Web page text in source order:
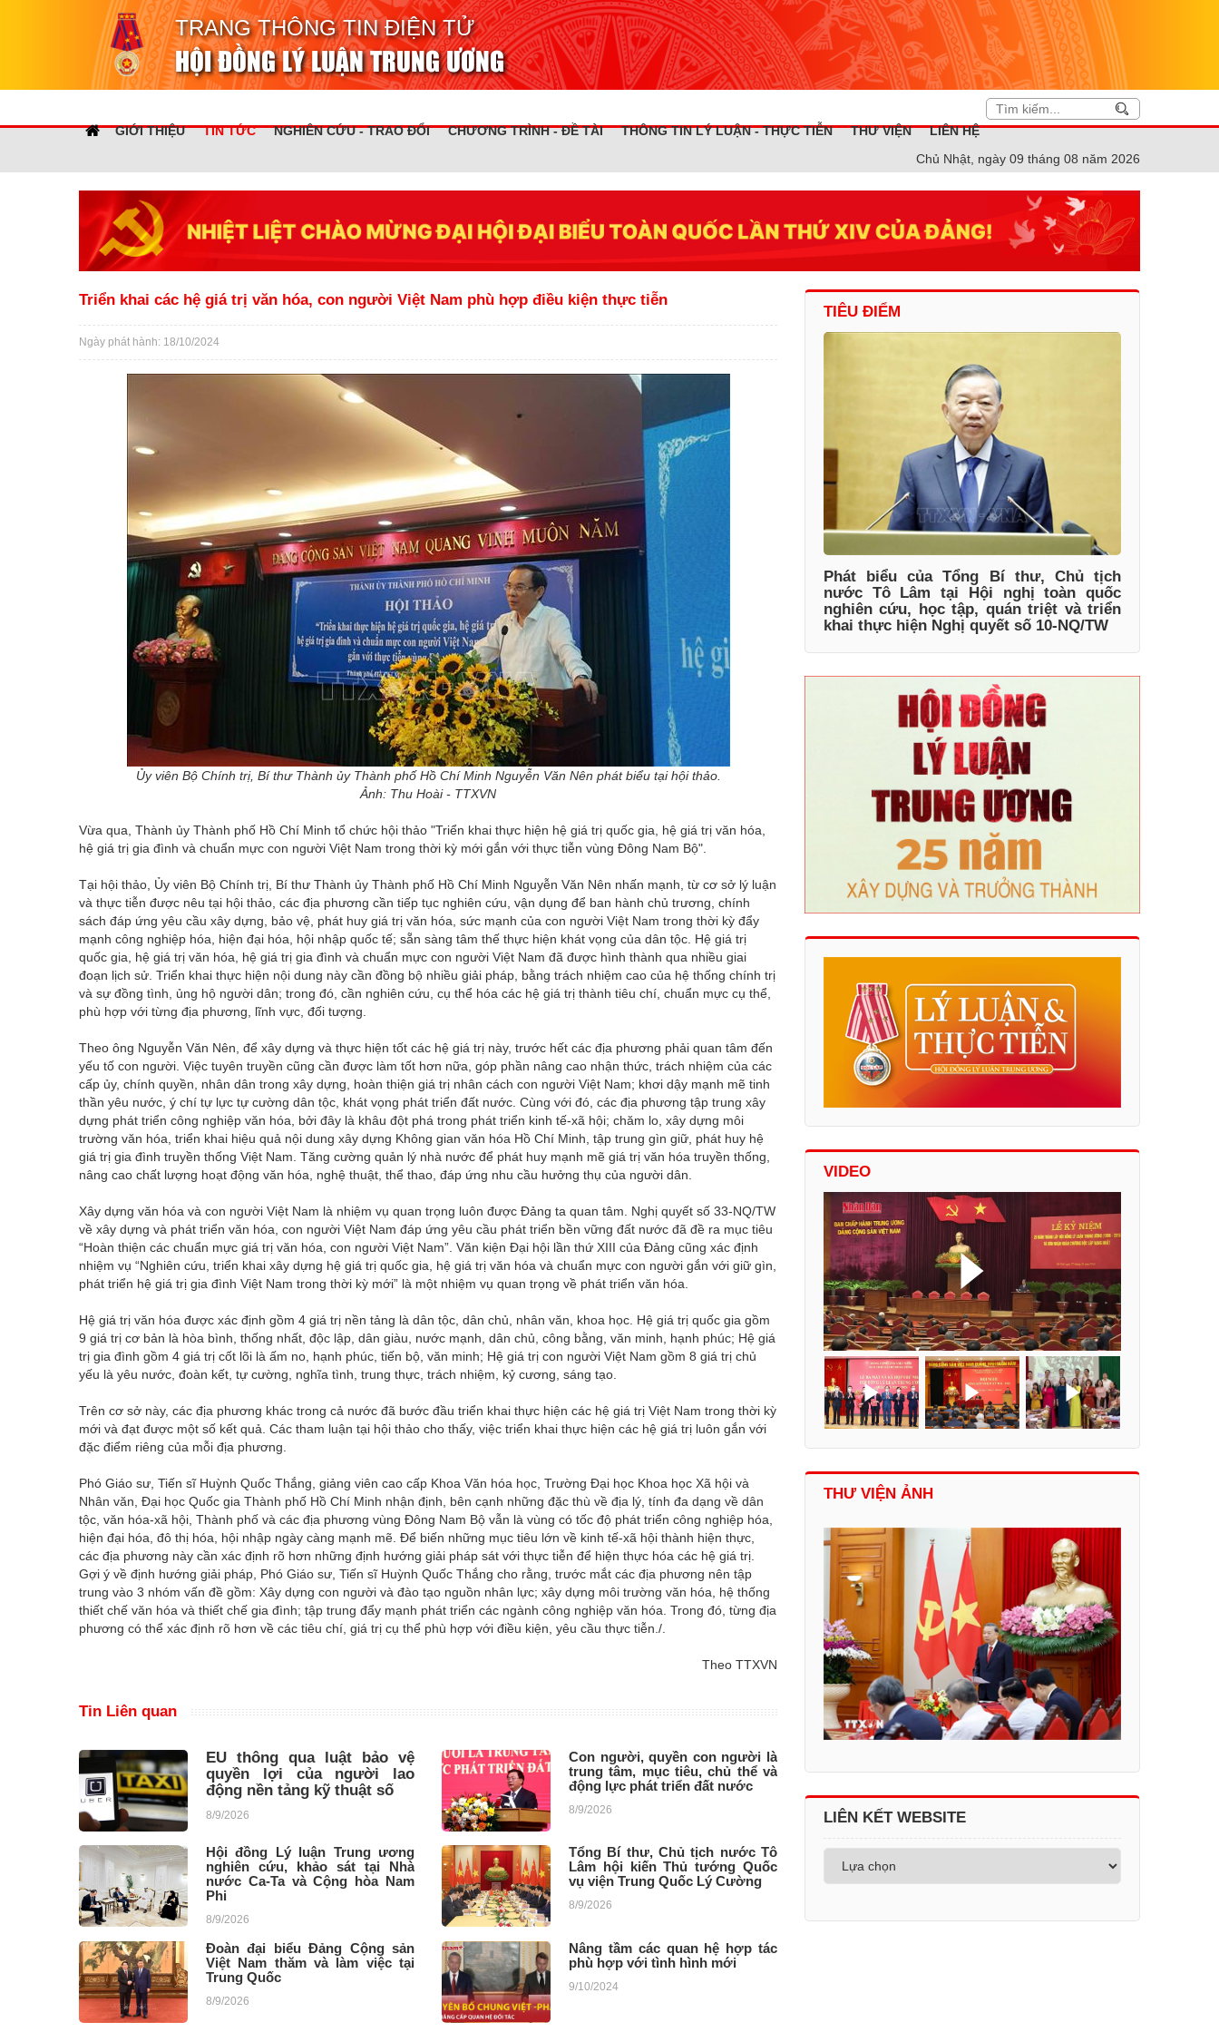
TRANG THÔNG TIN ĐIỆN TỬ
HỘI ĐỒNG LÝ LUẬN TRUNG ƯƠNG
GIỚI THIỆU TIN TỨC NGHIÊN CỨU - TRAO ĐỔI CHƯƠNG TRÌNH - ĐỀ TÀI THÔNG TIN LÝ LUẬN - THỰC TIỄN THƯ VIỆN
LIÊN HỆ
Chủ Nhật, ngày 09 tháng 08 năm 2026
Triển khai các hệ giá trị văn hóa, con người Việt Nam phù hợp điều kiện thực tiễn
Ngày phát hành: 18/10/2024
Ủy viên Bộ Chính trị, Bí thư Thành ủy Thành phố Hồ Chí Minh Nguyễn Văn Nên phát biểu tại hội thảo.
Ảnh: Thu Hoài - TTXVN
Vừa qua, Thành ủy Thành phố Hồ Chí Minh tổ chức hội thảo "Triển khai thực hiện hệ giá trị quốc gia, hệ giá trị văn hóa,
hệ giá trị gia đình và chuẩn mực con người Việt Nam trong thời kỳ mới gắn với thực tiễn vùng Đông Nam Bộ".
Tại hội thảo, Ủy viên Bộ Chính trị, Bí thư Thành ủy Thành phố Hồ Chí Minh Nguyễn Văn Nên nhấn mạnh, từ cơ sở lý luận
và thực tiễn được nêu tại hội thảo, các địa phương cần tiếp tục nghiên cứu, vận dụng để ban hành chủ trương, chính
sách đáp ứng yêu cầu xây dựng, bảo vệ, phát huy giá trị văn hóa, sức mạnh của con người Việt Nam trong thời kỳ đẩy
mạnh công nghiệp hóa, hiện đại hóa, hội nhập quốc tế; sẵn sàng tâm thế thực hiện khát vọng của dân tộc. Hệ giá trị
quốc gia, hệ giá trị văn hóa, hệ giá trị gia đình và chuẩn mực con người Việt Nam đã được hình thành qua nhiều giai
đoạn lịch sử. Triển khai thực hiện nội dung này cần đồng bộ nhiều giải pháp, bằng trách nhiệm cao của hệ thống chính trị
và sự đồng tình, ủng hộ người dân; trong đó, cần nghiên cứu, cụ thể hóa các hệ giá trị thành tiêu chí, chuẩn mực cụ thể,
phù hợp với từng địa phương, lĩnh vực, đối tượng.
Theo ông Nguyễn Văn Nên, để xây dựng và thực hiện tốt các hệ giá trị này, trước hết các địa phương phải quan tâm đến
yếu tố con người. Việc tuyên truyền cũng cần được làm tốt hơn nữa, góp phần nâng cao nhận thức, trách nhiệm của các
cấp ủy, chính quyền, nhân dân trong xây dựng, hoàn thiện giá trị nhân cách con người Việt Nam; khơi dậy mạnh mẽ tinh
thần yêu nước, ý chí tự lực tự cường dân tộc, khát vọng phát triển đất nước. Cùng với đó, các địa phương tập trung xây
dựng phát triển công nghiệp văn hóa, bởi đây là khâu đột phá trong phát triển kinh tế-xã hội; chăm lo, xây dựng môi
trường văn hóa, triển khai hiệu quả nội dung xây dựng Không gian văn hóa Hồ Chí Minh, tập trung gìn giữ, phát huy hệ
giá trị gia đình truyền thống Việt Nam. Tăng cường quản lý nhà nước để phát huy mạnh mẽ giá trị văn hóa truyền thống,
nâng cao chất lượng hoạt động văn hóa, nghệ thuật, thể thao, đáp ứng nhu cầu hưởng thụ của người dân.
Xây dựng văn hóa và con người Việt Nam là nhiệm vụ quan trọng luôn được Đảng ta quan tâm. Nghị quyết số 33-NQ/TW
về xây dựng và phát triển văn hóa, con người Việt Nam đáp ứng yêu cầu phát triển bền vững đất nước đã đề ra mục tiêu
“Hoàn thiện các chuẩn mực giá trị văn hóa, con người Việt Nam”. Văn kiện Đại hội lần thứ XIII của Đảng cũng xác định
nhiệm vụ “Nghiên cứu, triển khai xây dựng hệ giá trị quốc gia, hệ giá trị văn hóa và chuẩn mực con người gắn với giữ gìn,
phát triển hệ giá trị gia đình Việt Nam trong thời kỳ mới” là một nhiệm vụ quan trọng về phát triển văn hóa.
Hệ giá trị văn hóa được xác định gồm 4 giá trị nền tảng là dân tộc, dân chủ, nhân văn, khoa học. Hệ giá trị quốc gia gồm
9 giá trị cơ bản là hòa bình, thống nhất, độc lập, dân giàu, nước mạnh, dân chủ, công bằng, văn minh, hạnh phúc; Hệ giá
trị gia đình gồm 4 giá trị cốt lõi là ấm no, hạnh phúc, tiến bộ, văn minh; Hệ giá trị con người Việt Nam gồm 8 giá trị chủ
yếu là yêu nước, đoàn kết, tự cường, nghĩa tình, trung thực, trách nhiệm, kỷ cương, sáng tạo.
Trên cơ sở này, các địa phương khác trong cả nước đã bước đầu triển khai thực hiện các hệ giá trị Việt Nam trong thời kỳ
mới và đạt được một số kết quả. Các tham luận tại hội thảo cho thấy, việc triển khai thực hiện các hệ giá trị luôn gắn với
đặc điểm riêng của mỗi địa phương.
Phó Giáo sư, Tiến sĩ Huỳnh Quốc Thắng, giảng viên cao cấp Khoa Văn hóa học, Trường Đại học Khoa học Xã hội và
Nhân văn, Đại học Quốc gia Thành phố Hồ Chí Minh nhận định, bên cạnh những đặc thù về địa lý, tính đa dạng về dân
tộc, văn hóa-xã hội, Thành phố và các địa phương vùng Đông Nam Bộ vẫn là vùng có tốc độ phát triển công nghiệp hóa,
hiện đại hóa, đô thị hóa, hội nhập ngày càng mạnh mẽ. Để biến những mục tiêu lớn về kinh tế-xã hội thành hiện thực,
các địa phương này cần xác định rõ hơn những định hướng giải pháp sát với thực tiễn để hiện thực hóa các hệ giá trị.
Gợi ý về định hướng giải pháp, Phó Giáo sư, Tiến sĩ Huỳnh Quốc Thắng cho rằng, trước mắt các địa phương nên tập
trung vào 3 nhóm vấn đề gồm: Xây dựng con người và đào tạo nguồn nhân lực; xây dựng môi trường văn hóa, hệ thống
thiết chế văn hóa và thiết chế gia đình; tập trung đẩy mạnh phát triển các ngành công nghiệp văn hóa. Trong đó, từng địa
phương có thể xác định rõ hơn về các tiêu chí, giá trị cụ thể phù hợp với điều kiện, yêu cầu thực tiễn./.
Theo TTXVN
Tin Liên quan
EU thông qua luật bảo vệ
quyền lợi của người lao
động nền tảng kỹ thuật số
8/9/2026
Con người, quyền con người là
trung tâm, mục tiêu, chủ thể và
động lực phát triển đất nước
8/9/2026
Hội đồng Lý luận Trung ương
nghiên cứu, khảo sát tại Nhà
nước Ca-Ta và Cộng hòa Nam
Phi
8/9/2026
Tổng Bí thư, Chủ tịch nước Tô
Lâm hội kiến Thủ tướng Quốc
vụ viện Trung Quốc Lý Cường
8/9/2026
Đoàn đại biểu Đảng Cộng sản
Việt Nam thăm và làm việc tại
Trung Quốc
8/9/2026
Nâng tầm các quan hệ hợp tác
phù hợp với tình hình mới
9/10/2024
TIÊU ĐIỂM
Phát biểu của Tổng Bí thư, Chủ tịch
nước Tô Lâm tại Hội nghị toàn quốc
nghiên cứu, học tập, quán triệt và triển
khai thực hiện Nghị quyết số 10-NQ/TW
VIDEO
THƯ VIỆN ẢNH
LIÊN KẾT WEBSITE